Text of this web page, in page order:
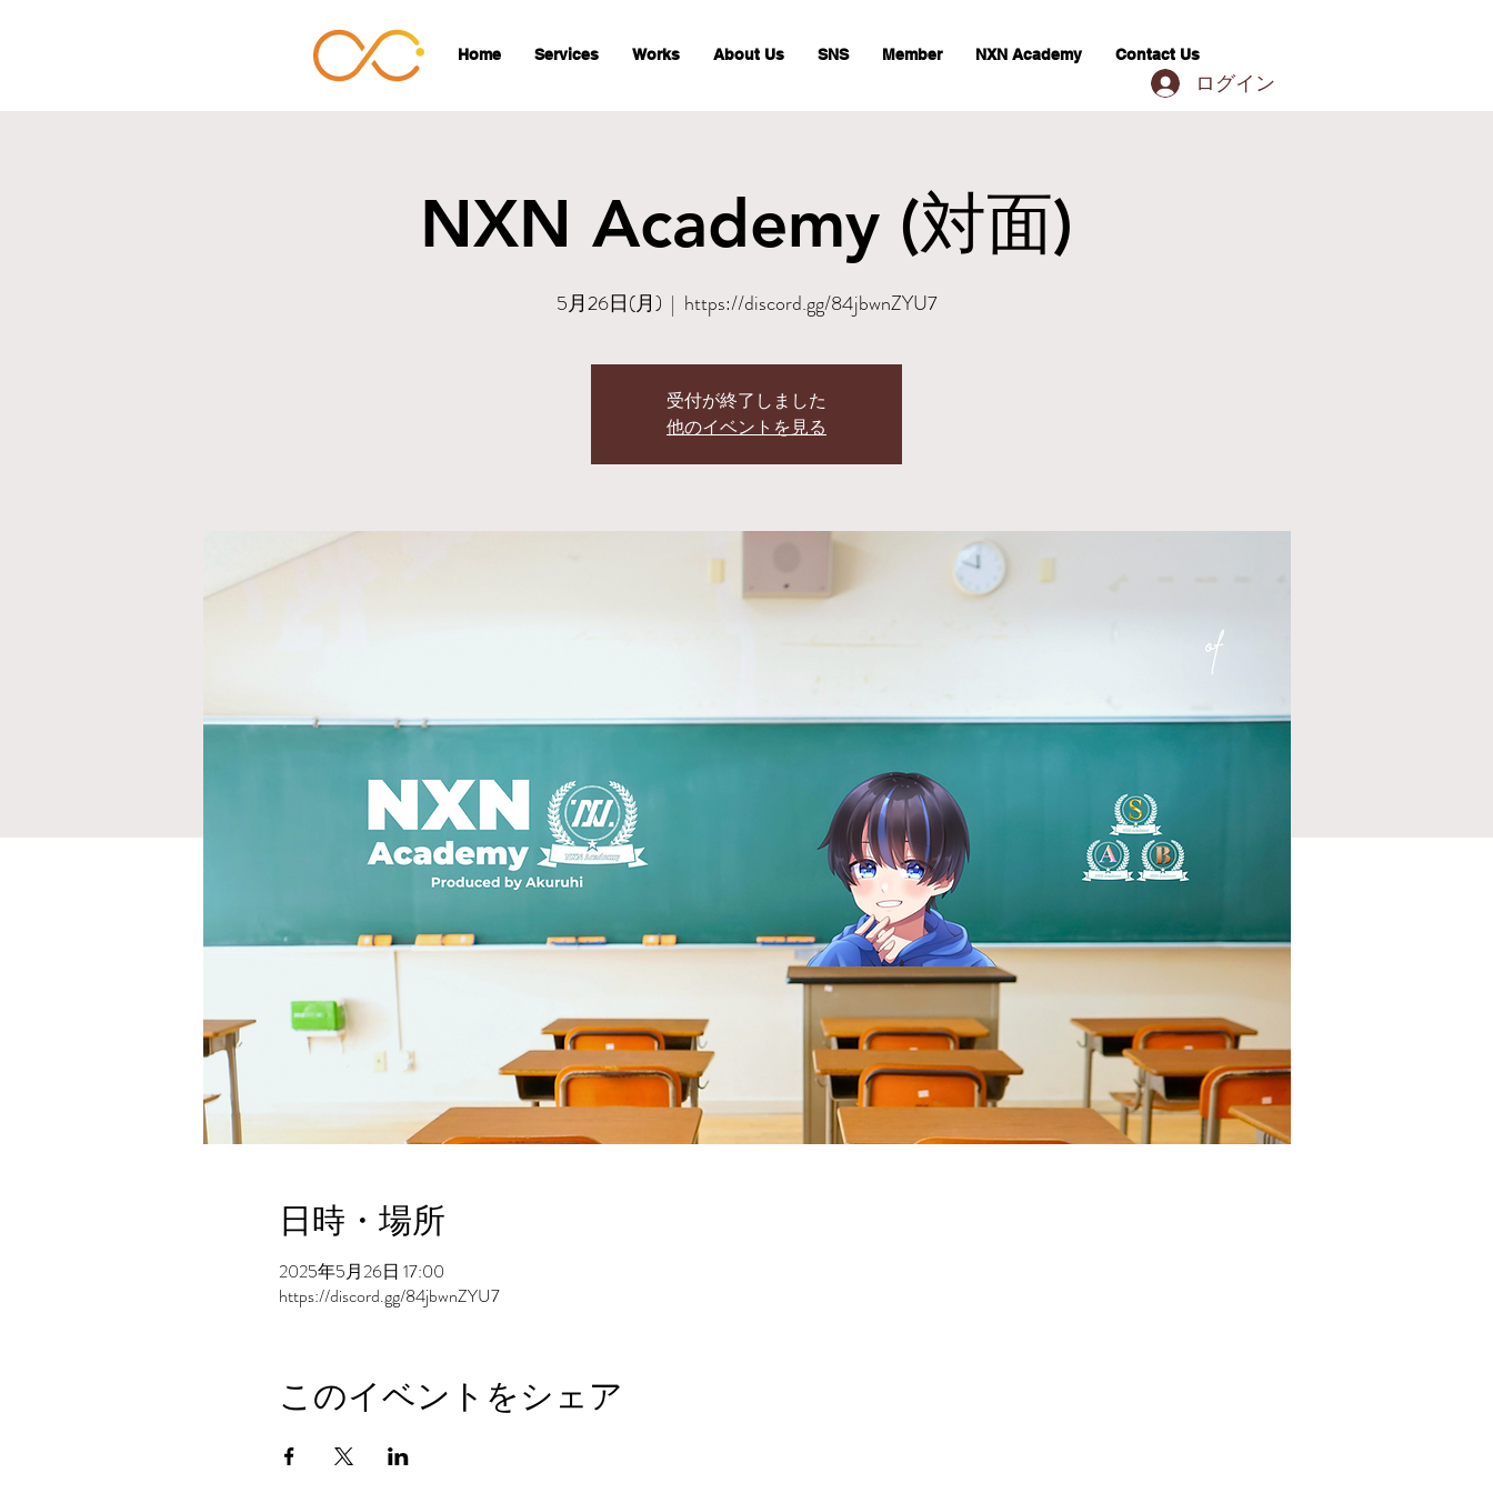
Home Services Works About Us SNS Member NXN Academy Contact Us
ログイン
NXN Academy (対面)
5月26日(月)
  |
https://discord.gg/84jbwnZYU7
受付が終了しました
他のイベントを見る
日時・場所
2025年5月26日 17:00
https://discord.gg/84jbwnZYU7
このイベントをシェア